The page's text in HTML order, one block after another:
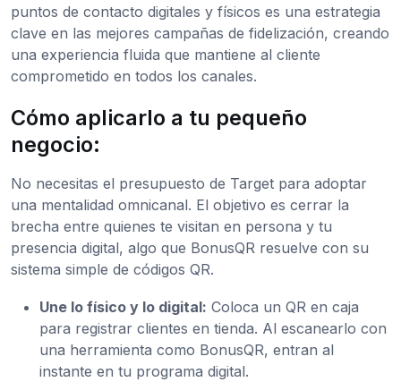
puntos de contacto digitales y físicos es una estrategia
clave en las mejores campañas de fidelización, creando
una experiencia fluida que mantiene al cliente
comprometido en todos los canales.
Cómo aplicarlo a tu pequeño
negocio:
No necesitas el presupuesto de Target para adoptar
una mentalidad omnicanal. El objetivo es cerrar la
brecha entre quienes te visitan en persona y tu
presencia digital, algo que BonusQR resuelve con su
sistema simple de códigos QR.
Une lo físico y lo digital: Coloca un QR en caja
para registrar clientes en tienda. Al escanearlo con
una herramienta como BonusQR, entran al
instante en tu programa digital.